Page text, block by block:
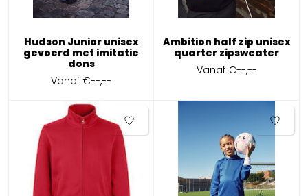
Hudson Junior unisex
gevoerd met imitatie
dons
Vanaf€--,--
Ambition half zip unisex
quarter zipsweater
Vanaf €--,--